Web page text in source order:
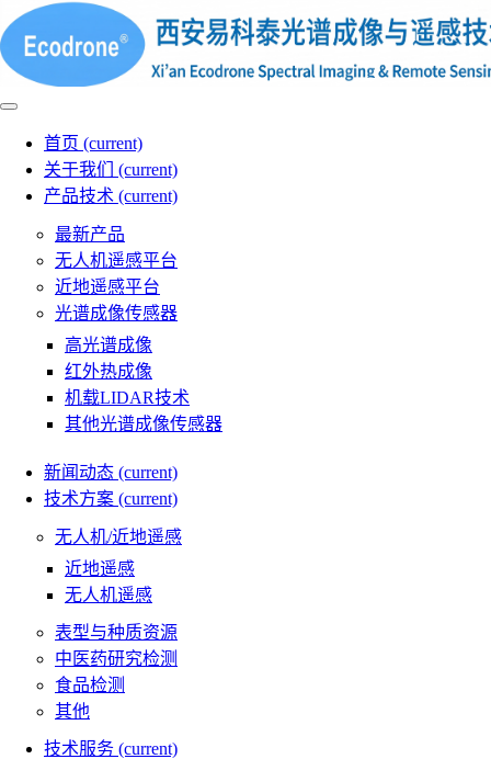
首页 (current)
关于我们 (current)
产品技术 (current)
最新产品
无人机遥感平台
近地遥感平台
光谱成像传感器
高光谱成像
红外热成像
机载LIDAR技术
其他光谱成像传感器
新闻动态 (current)
技术方案 (current)
无人机/近地遥感
近地遥感
无人机遥感
表型与种质资源
中医药研究检测
食品检测
其他
技术服务 (current)